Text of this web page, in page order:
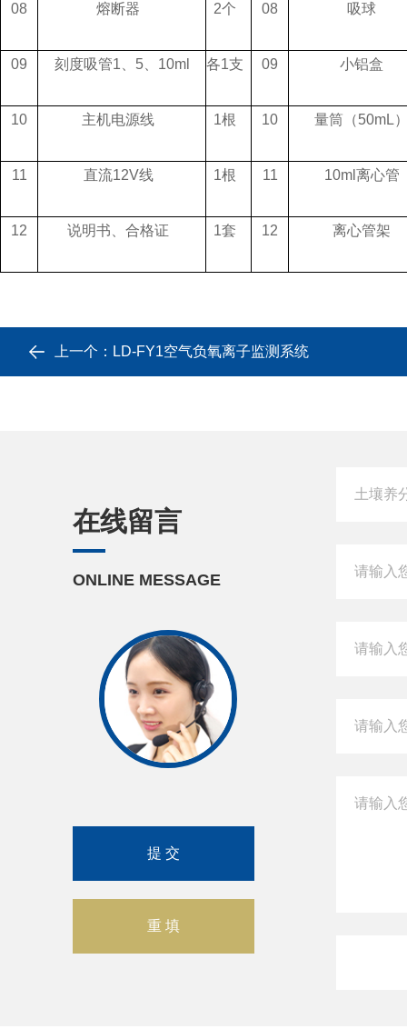
08 熔断器 2个 08 吸球
09 刻度吸管1、5、10ml 各1支 09 小铝盒
10 主机电源线 1根 10 量筒（50mL
11 直流12V线 1根 11 10ml离心管
12 说明书、合格证 1套 12 离心管架
上一个： LD-FY1空气负氧离子监测系统
在线留言
ONLINE MESSAGE